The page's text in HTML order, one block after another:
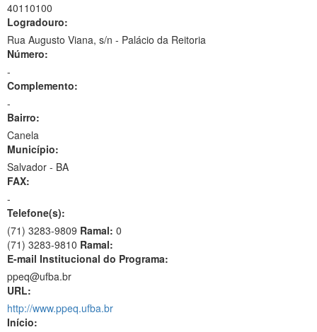
40110100
Logradouro:
Rua Augusto Viana, s/n - Palácio da Reitoria
Número:
-
Complemento:
-
Bairro:
Canela
Município:
Salvador - BA
FAX:
-
Telefone(s):
(71) 3283-9809 Ramal: 0
(71) 3283-9810 Ramal:
E-mail Institucional do Programa:
ppeq@ufba.br
URL:
http://www.ppeq.ufba.br
Início: